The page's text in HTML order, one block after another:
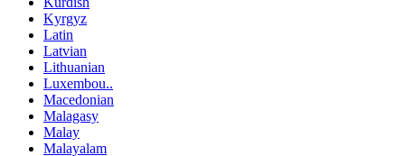
Kyrgyz
Latin
Latvian
Lithuanian
Luxembou..
Macedonian
Malagasy
Malay
Malayalam